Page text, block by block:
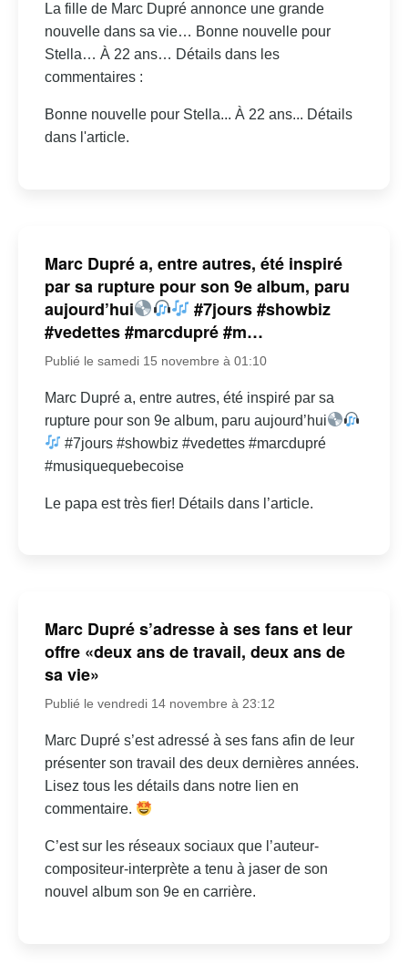
La fille de Marc Dupré annonce une grande
nouvelle dans sa vie… Bonne nouvelle pour
Stella… À 22 ans… Détails dans les
commentaires :
Bonne nouvelle pour Stella... À 22 ans... Détails
dans l'article.
Marc Dupré a, entre autres, été inspiré
par sa rupture pour son 9e album, paru
aujourd’hui
#7jours #showbiz
#vedettes #marcdupré #m…
Publié le samedi 15 novembre à 01:10
Marc Dupré a, entre autres, été inspiré par sa
rupture pour son 9e album, paru aujourd’hui
#7jours #showbiz #vedettes #marcdupré
#musiquequebecoise
Le papa est très fier! Détails dans l’article.
Marc Dupré s’adresse à ses fans et leur
offre «deux ans de travail, deux ans de
sa vie»
Publié le vendredi 14 novembre à 23:12
Marc Dupré s’est adressé à ses fans afin de leur
présenter son travail des deux dernières années.
Lisez tous les détails dans notre lien en
commentaire.
C’est sur les réseaux sociaux que l’auteur-
compositeur-interprète a tenu à jaser de son
nouvel album son 9e en carrière.